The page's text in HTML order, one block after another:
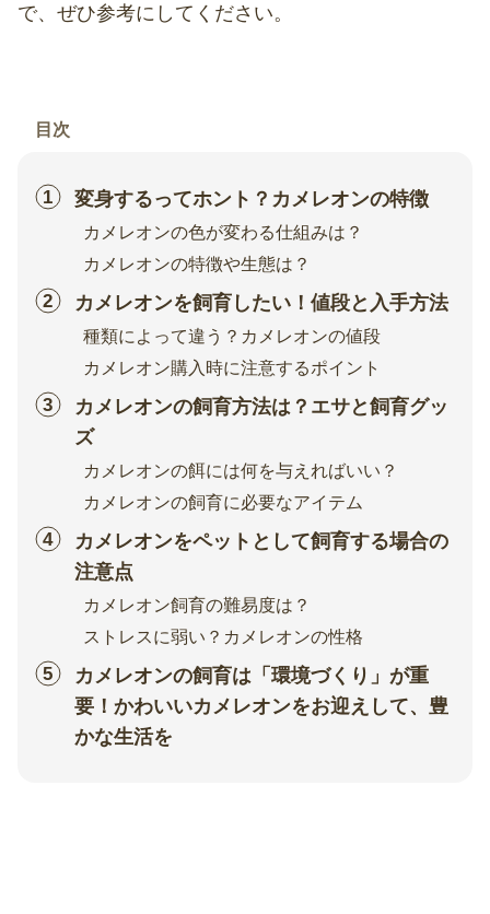
で、ぜひ参考にしてください。
目次
変身するってホント？カメレオンの特徴
カメレオンの色が変わる仕組みは？
カメレオンの特徴や生態は？
カメレオンを飼育したい！値段と入手方法
種類によって違う？カメレオンの値段
カメレオン購入時に注意するポイント
カメレオンの飼育方法は？エサと飼育グッ
ズ
カメレオンの餌には何を与えればいい？
カメレオンの飼育に必要なアイテム
カメレオンをペットとして飼育する場合の
注意点
カメレオン飼育の難易度は？
ストレスに弱い？カメレオンの性格
カメレオンの飼育は「環境づくり」が重
要！かわいいカメレオンをお迎えして、豊
かな生活を